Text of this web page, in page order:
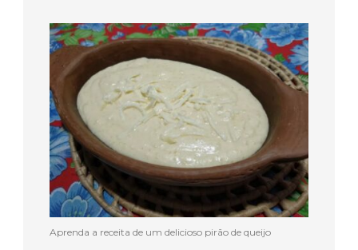
Aprenda a receita de um delicioso pirão de queijo